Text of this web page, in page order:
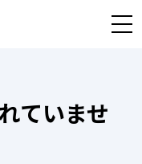
ていませ